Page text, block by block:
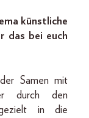
künstliche
das bei euch
Samen mit
durch den
in die